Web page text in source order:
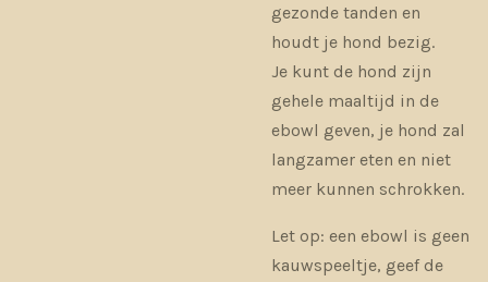
gezonde tanden en
houdt je hond bezig.
Je kunt de hond zijn
gehele maaltijd in de
ebowl geven, je hond zal
langzamer eten en niet
meer kunnen schrokken.
Let op: een ebowl is geen
kauwspeeltje, geef de